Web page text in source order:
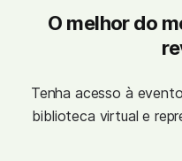
O melhor do
Tenha acesso à
biblioteca virtual e